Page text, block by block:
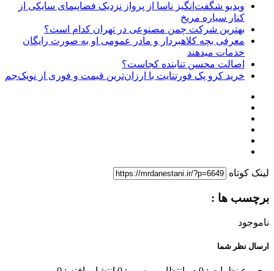
ویدیو شگفت‌انگیز ناسا از پرواز نزدیک فضاپیمای سایکی از
کنار سیاره مریخ
بهترین شرکت چمن مصنوعی در تهران کدام است؟
معرفی بچه کلاهبردار و مادر عمومی او به صورت رایگان
خدمات میدهند
اصالت محسن تنابنده کجاست؟
خرید کرو پک فورتنایت با ارزان‌ترین قیمت و فوری از نویک‌جم
لینک کوتاه
برچسب ها :
ناموجود
ارسال نظر شما